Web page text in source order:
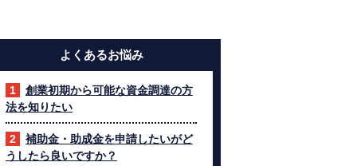
よくあるお悩み
創業初期から可能な資金調達の方
法を知りたい
補助金・助成金を申請したいがど
うしたら良いですか？